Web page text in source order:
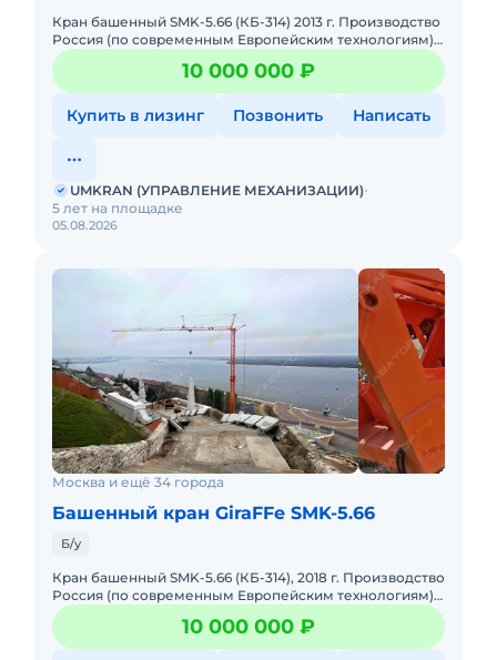
Кран башенный SMK-5.66 (КБ-314) 2013 г. Производство
Россия (по современным Европейским технологиям)
Грузоподъёмность макс. 5 т. Максимальный вылет - 43
м. Груз
10 000 000 ₽
Купить в лизинг Позвонить Написать
05.08.2026
UMKRAN (УПРАВЛЕНИЕ МЕХАНИЗАЦИИ)
5 лет на площадке
Москва и ещё 34 города
Башенный кран GiraFFe SMK-5.66
Б/у
Кран башенный SMK-5.66 (КБ-314), 2018 г. Производство
Россия (по современным Европейским технологиям)
Грузоподъёмность макс. 5 т. Максимальный вылет - 43
м. Гру
10 000 000 ₽